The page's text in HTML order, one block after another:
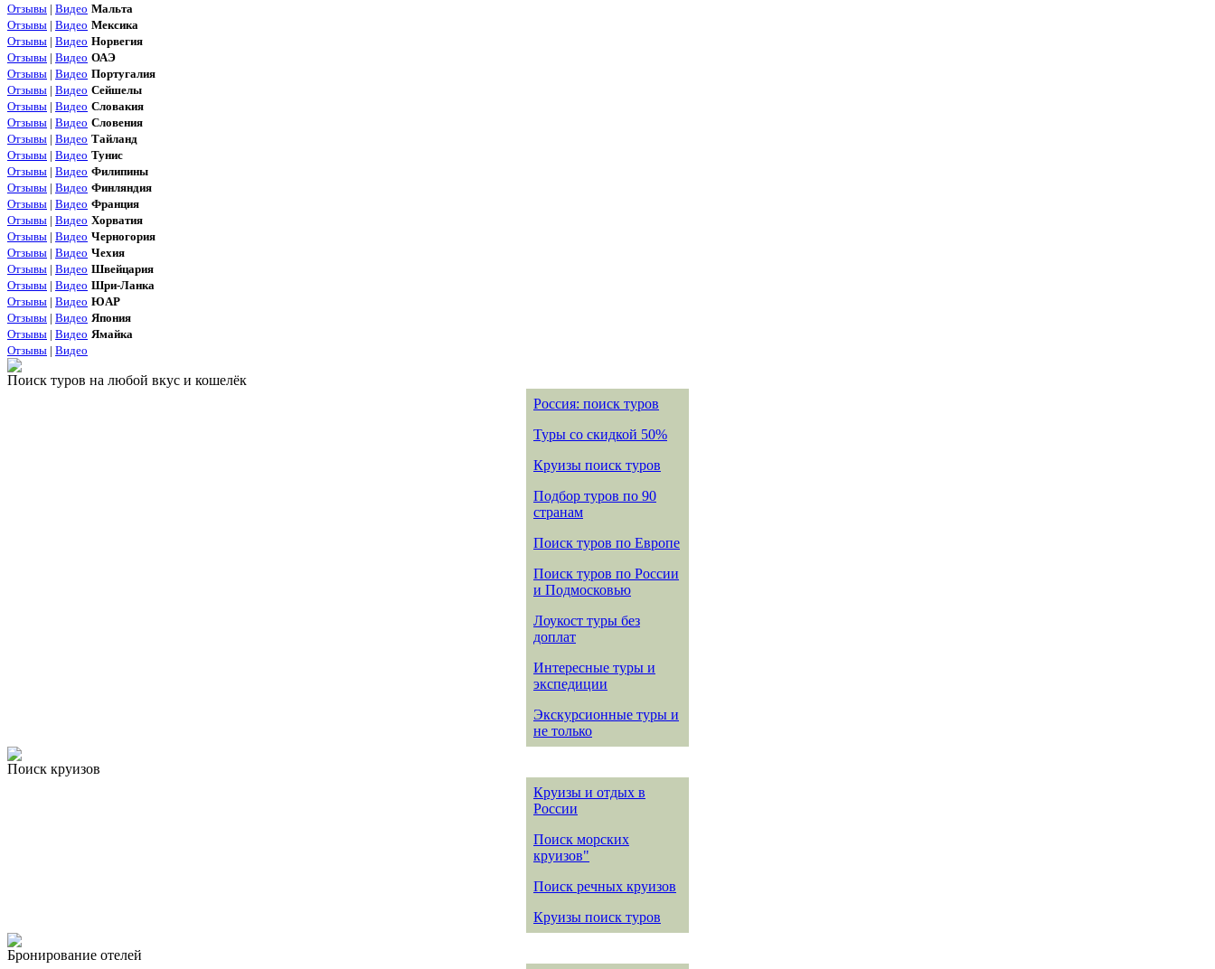
Отзывы | Видео Мальта
Отзывы | Видео Мексика
Отзывы | Видео Норвегия
Отзывы | Видео ОАЭ
Отзывы | Видео Португалия
Отзывы | Видео Сейшелы
Отзывы | Видео Словакия
Отзывы | Видео Словения
Отзывы | Видео Тайланд
Отзывы | Видео Тунис
Отзывы | Видео Филипины
Отзывы | Видео Финляндия
Отзывы | Видео Франция
Отзывы | Видео Хорватия
Отзывы | Видео Черногория
Отзывы | Видео Чехия
Отзывы | Видео Швейцария
Отзывы | Видео Шри-Ланка
Отзывы | Видео ЮАР
Отзывы | Видео Япония
Отзывы | Видео Ямайка
Отзывы | Видео
Поиск туров на любой вкус и кошелёк
Россия: поиск туров
Туры со скидкой 50%
Круизы поиск туров
Подбор туров по 90
странам
Поиск туров по Европе
Поиск туров по России
и Подмосковью
Лоукост туры без
доплат
Интересные туры и
экспедиции
Экскурсионные туры и
не только
Поиск круизов
Круизы и отдых в
России
Поиск морских
круизов"
Поиск речных круизов
Круизы поиск туров
Бронирование отелей